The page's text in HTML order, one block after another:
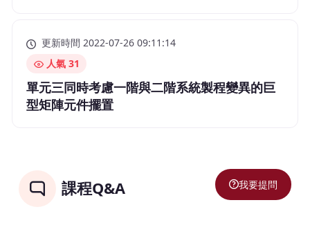
更新時間 2022-07-26 09:11:14
人氣 31
單元三同時考慮一階與二階系統製程變異的巨
型矩陣元件擺置
課程Q&A 我要提問